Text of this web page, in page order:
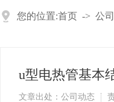
您的位置:首页 -> 公
u型电热管基本
文章出处：公司动态